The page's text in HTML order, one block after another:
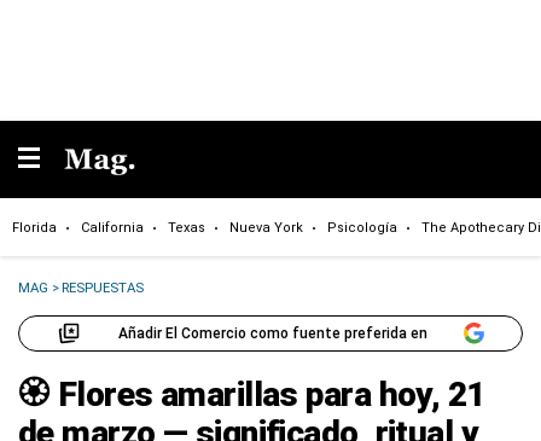
Florida California Texas Nueva York Psicología The Apothecary
MAG >RESPUESTAS
Añadir El Comercio como fuente preferida en
🏵️ Flores amarillas para hoy, 21